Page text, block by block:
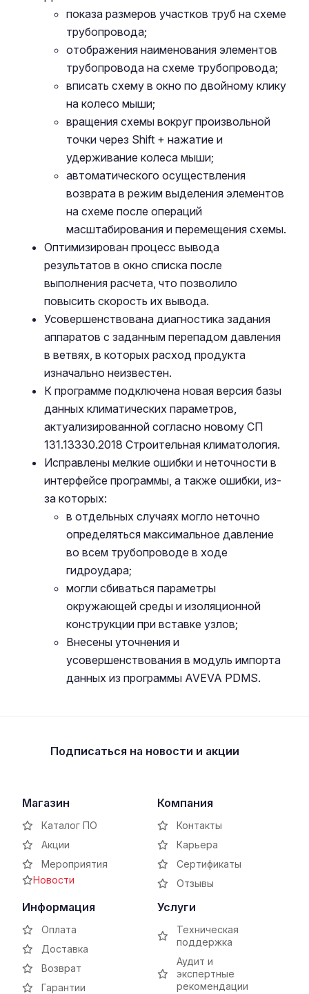
показа размеров участков труб на схеме
трубопровода;
отображения наименования элементов
трубопровода на схеме трубопровода;
вписать схему в окно по двойному клику
на колесо мыши;
вращения схемы вокруг произвольной
точки через Shift + нажатие и
удерживание колеса мыши;
автоматического осуществления
возврата в режим выделения элементов
на схеме после операций
масштабирования и перемещения схемы.
Оптимизирован процесс вывода
результатов в окно списка после
выполнения расчета, что позволило
повысить скорость их вывода.
Усовершенствована диагностика задания
аппаратов с заданным перепадом давления
в ветвях, в которых расход продукта
изначально неизвестен.
К программе подключена новая версия базы
данных климатических параметров,
актуализированной согласно новому СП
131.13330.2018 Строительная климатология.
Исправлены мелкие ошибки и неточности в
интерфейсе программы, а также ошибки, из-
за которых:
в отдельных случаях могло неточно
определяться максимальное давление
во всем трубопроводе в ходе
гидроудара;
могли сбиваться параметры
окружающей среды и изоляционной
конструкции при вставке узлов;
Внесены уточнения и
усовершенствования в модуль импорта
данных из программы AVEVA PDMS.
Подписаться на новости и акции
Магазин
Каталог ПО
Акции
Мероприятия
Новости
Компания
Контакты
Карьера
Сертификаты
Отзывы
Информация
Оплата
Доставка
Возврат
Гарантии
Услуги
Техническая
поддержка
Аудит и
экспертные
рекомендации